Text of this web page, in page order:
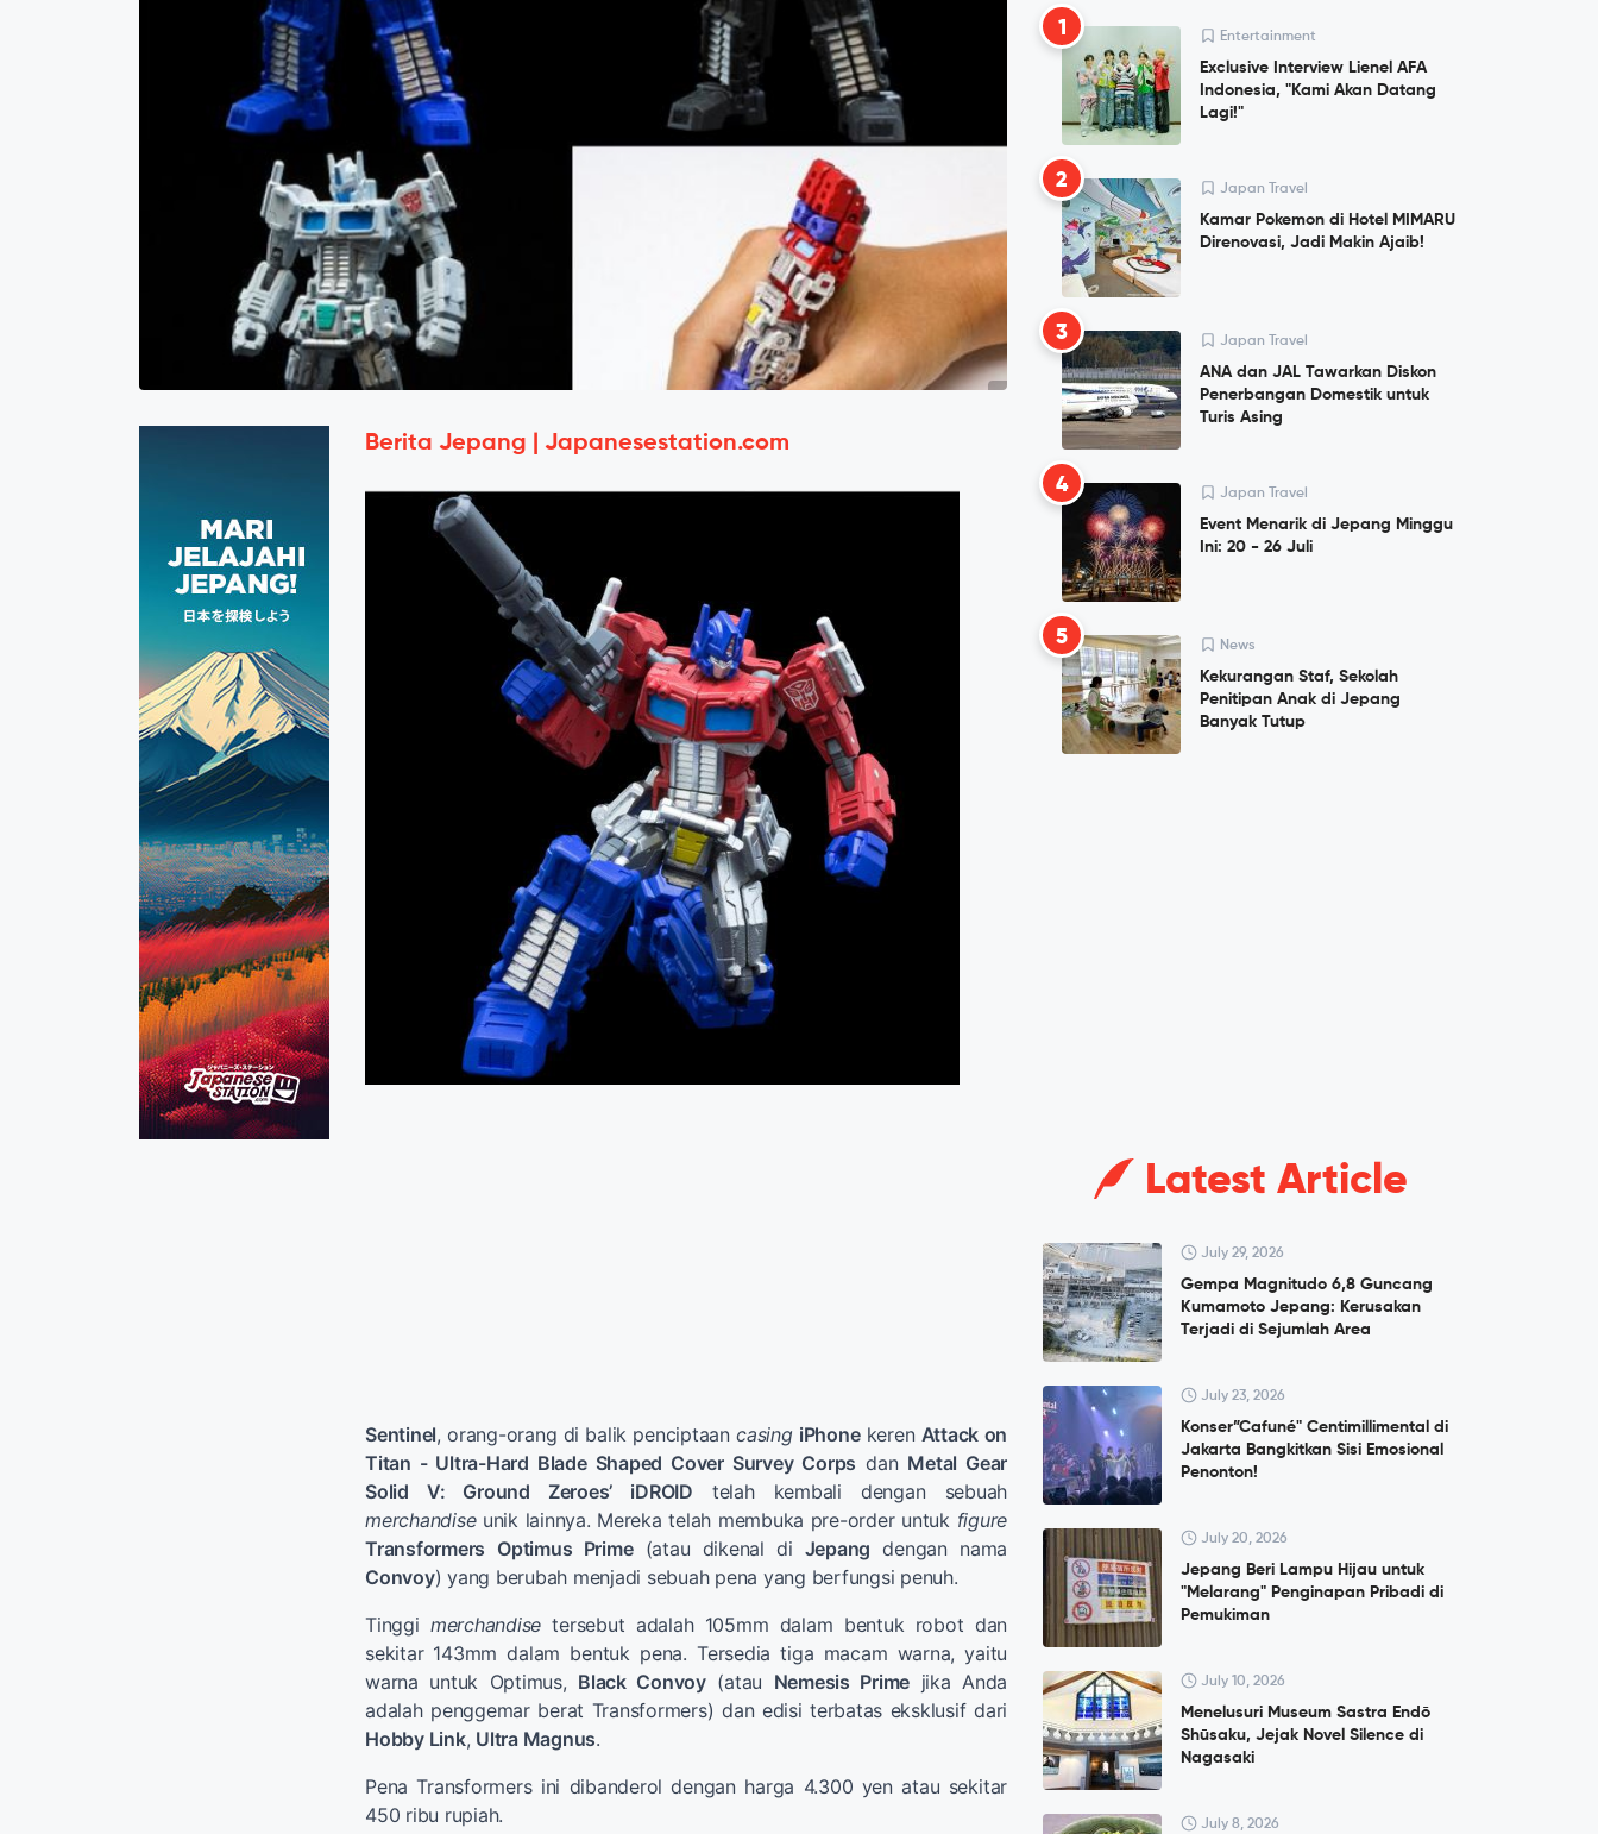
Berita Jepang | Japanesestation.com
Sentinel, orang-orang di balik penciptaancasing iPhonekeren Attack on
Titan - Ultra-Hard Blade Shaped Cover Survey Corps dan Metal Gear
Solid V: Ground Zeroes’ iDROID telah kembali dengan sebuah
merchandiseunik lainnya. Mereka telah membuka pre-order untuk figure
Transformers Optimus Prime(atau dikenal di Jepang dengan nama
Convoy) yang berubah menjadi sebuah pena yang berfungsi penuh.
Tinggi merchandise tersebut adalah 105mm dalam bentuk robot dan
sekitar 143mm dalam bentuk pena. Tersedia tiga macam warna, yaitu
warna untuk Optimus, Black Convoy(atau Nemesis Prime jika Anda
adalah penggemar berat Transformers) dan edisi terbatas eksklusif dari
Hobby Link, Ultra Magnus.
Pena Transformers ini dibanderol dengan harga 4.300 yen atau sekitar
450 ribu rupiah.
1 Entertainment
Exclusive Interview Lienel AFA
Indonesia, "Kami Akan Datang
Lagi!"
2 Japan Travel
Kamar Pokemon di Hotel MIMARU
Direnovasi, Jadi Makin Ajaib!
3 Japan Travel
ANA dan JAL Tawarkan Diskon
Penerbangan Domestik untuk
Turis Asing
4 Japan Travel
Event Menarik di Jepang Minggu
Ini: 20 - 26 Juli
5 News
Kekurangan Staf, Sekolah
Penitipan Anak di Jepang
Banyak Tutup
Latest Article
July 29, 2026
Gempa Magnitudo 6,8 Guncang
Kumamoto Jepang: Kerusakan
Terjadi di Sejumlah Area
July 23, 2026
Konser”Cafuné" Centimillimental di
Jakarta Bangkitkan Sisi Emosional
Penonton!
July 20, 2026
Jepang Beri Lampu Hijau untuk
"Melarang" Penginapan Pribadi di
Pemukiman
July 10, 2026
Menelusuri Museum Sastra Endō
Shūsaku, Jejak Novel Silence di
Nagasaki
July 8, 2026